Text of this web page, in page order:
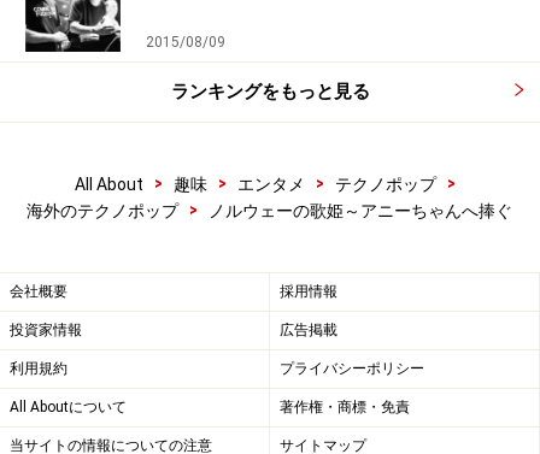
2015/08/09
ランキングをもっと見る
All About > 趣味 > エンタメ > テクノポップ
>
海外のテクノポップ
> ノルウェーの歌姫～アニーちゃんへ捧ぐ
会社概要 採用情報
投資家情報 広告掲載
利用規約 プライバシーポリシー
All Aboutについて 著作権・商標・免責
当サイトの情報についての注意 サイトマップ